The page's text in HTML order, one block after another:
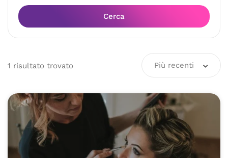
Cerca
1 risultato trovato Più recenti